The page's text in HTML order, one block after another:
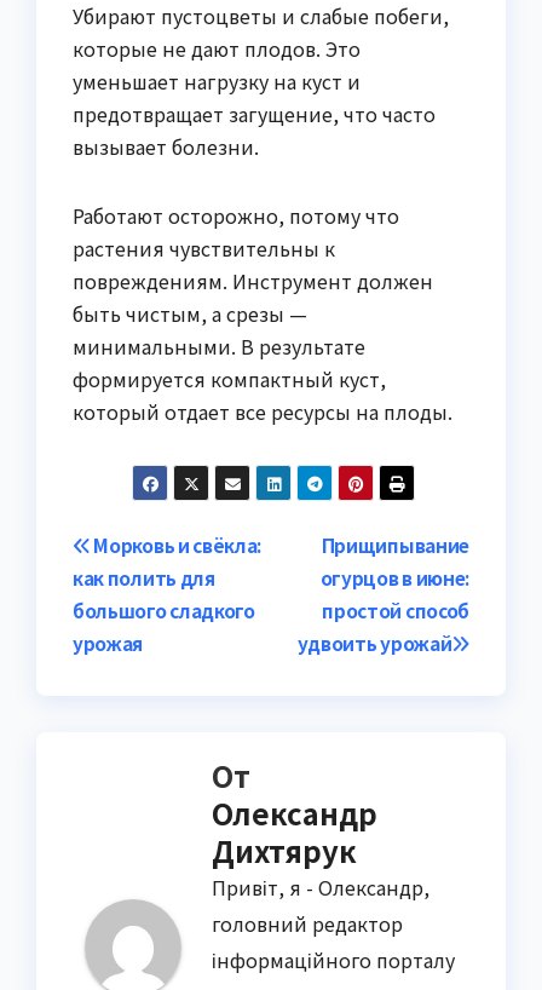
Убирают пустоцветы и слабые побеги,
которые не дают плодов. Это
уменьшает нагрузку на куст и
предотвращает загущение, что часто
вызывает болезни.
Работают осторожно, потому что
растения чувствительны к
повреждениям. Инструмент должен
быть чистым, а срезы —
минимальными. В результате
формируется компактный куст,
который отдает все ресурсы на плоды.
Навигация
по
записям
Прищипывание
огурцов в июне:
простой способ
удвоить урожай
Морковь и свёкла:
как полить для
большого сладкого
урожая
От
Олександр
Дихтярук
Привіт, я - Олександр,
головний редактор
інформаційного порталу